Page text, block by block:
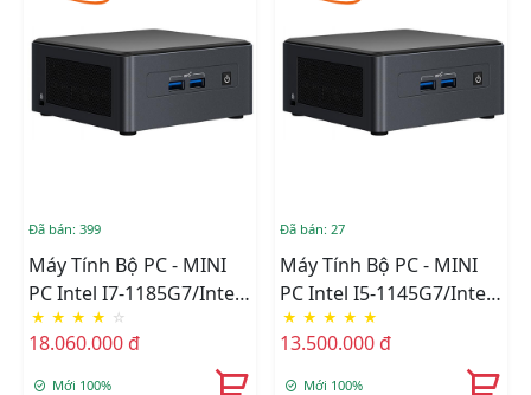
Đã bán: 399
Máy Tính Bộ PC - MINI
PC Intel I7-1185G7/Intel
Iris Xe Graphics/Wifi 6 +
Bluetooth/Ram Option/
Ổ Cứng Option
★ ★ ★ ★ ☆
18.060.000 đ
Mới 100%
Đã bán: 27
Máy Tính Bộ PC - MINI
PC Intel I5-1145G7/Intel
Iris Xe Graphics/Wifi 6 +
Bluetooth/Ram Option/
Ổ Cứng Option
★ ★ ★ ★ ★
13.500.000 đ
Mới 100%